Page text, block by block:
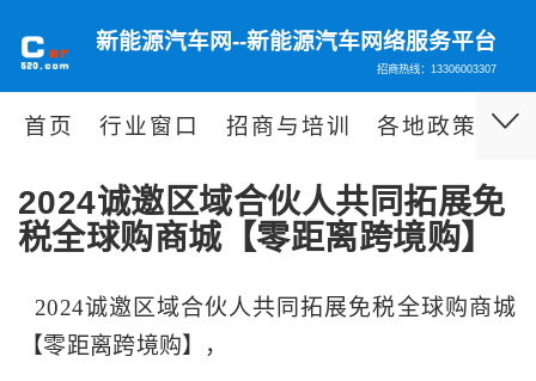
新能源汽车网--新能源汽车网络服务平台
招商热线：13306003307
首页 行业窗口 招商与培训 各地政策 泊
2024诚邀区域合伙人共同拓展免
税全球购商城【零距离跨境购】
2024诚邀区域合伙人共同拓展免税全球购商城
【零距离跨境购】，